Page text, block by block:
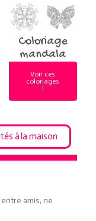
Coloriage
mandala
Voir ces
coloriages
!
à la maison
amis, ne